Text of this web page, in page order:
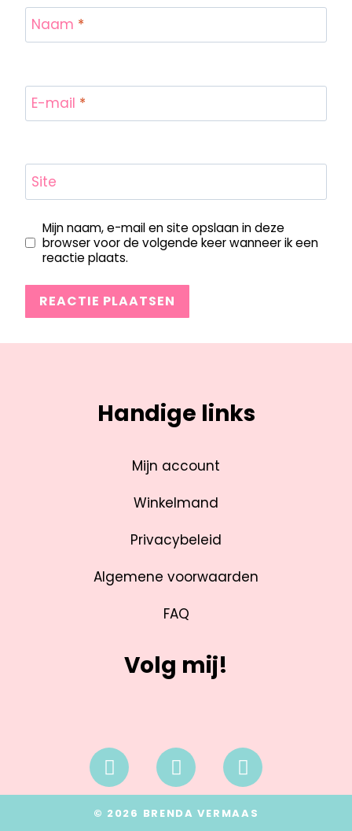
Naam *
E-mail *
Site
Mijn naam, e-mail en site opslaan in deze
browser voor de volgende keer wanneer ik een
reactie plaats.
Handige links
Mijn account
Winkelmand
Privacybeleid
Algemene voorwaarden
FAQ
Volg mij!
© 2026 BRENDA VERMAAS